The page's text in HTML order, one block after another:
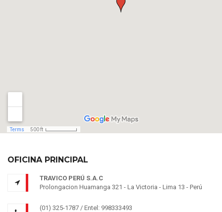
OFICINA PRINCIPAL
TRAVICO PERÚ S.A.C
Prolongacion Huamanga 321 - La Victoria - Lima 13 - Perú
(01) 325-1787 / Entel: 998333493